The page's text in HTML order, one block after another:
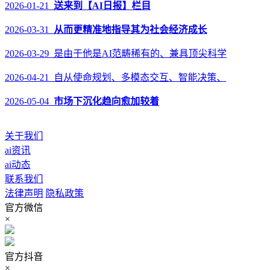
2026-01-21 送来到【AI日报】栏目
2026-03-31 从而更精准地指导其为社会经济成长
2026-03-29 是由于他是AI范畴稀有的、兼具顶尖科学
2026-04-21 自从使命规划、多模态交互、智能决策、
2026-05-04 市场下沉化趋向愈加较着
关于我们
ai资讯
ai动态
联系我们
法律声明 隐私政策
官方微信
×
官方抖音
×